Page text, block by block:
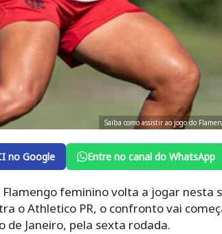
Saiba como assistir ao jogo do
no Google Entre no canal do WhatsApp
feminino volta a jogar nesta
o Athletico PR, o confronto vai
de Janeiro, pela sexta rodada.